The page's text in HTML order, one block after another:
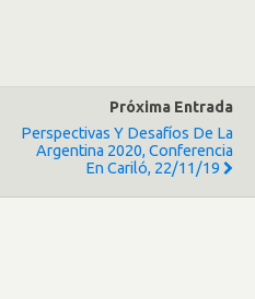
Próxima Entrada
Perspectivas Y Desafíos De La
Argentina 2020, Conferencia
En Cariló, 22/11/19